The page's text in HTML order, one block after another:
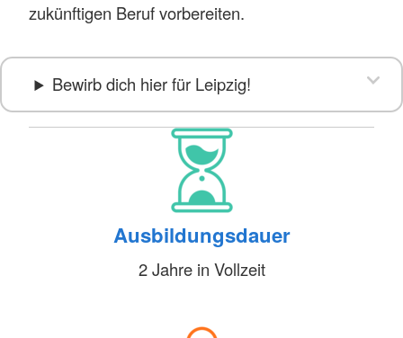
zukünftigen Beruf vorbereiten.
Bewirb dich hier für Leipzig!
Ausbildungsdauer
2 Jahre in Vollzeit